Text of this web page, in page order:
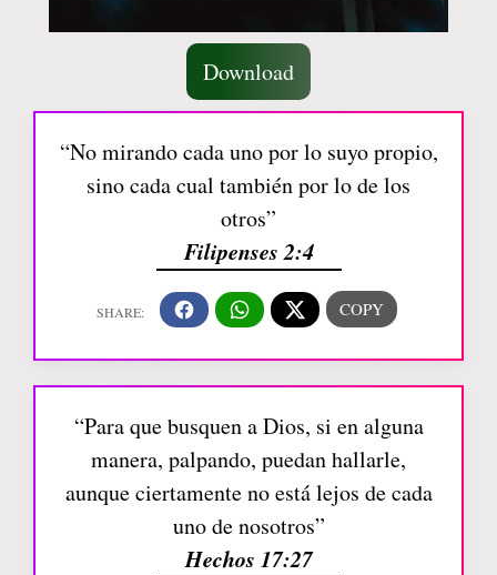
Download
“No mirando cada uno por lo suyo propio,
sino cada cual también por lo de los
otros”
Filipenses 2:4
“Para que busquen a Dios, si en alguna
manera, palpando, puedan hallarle,
aunque ciertamente no está lejos de cada
uno de nosotros”
Hechos 17:27